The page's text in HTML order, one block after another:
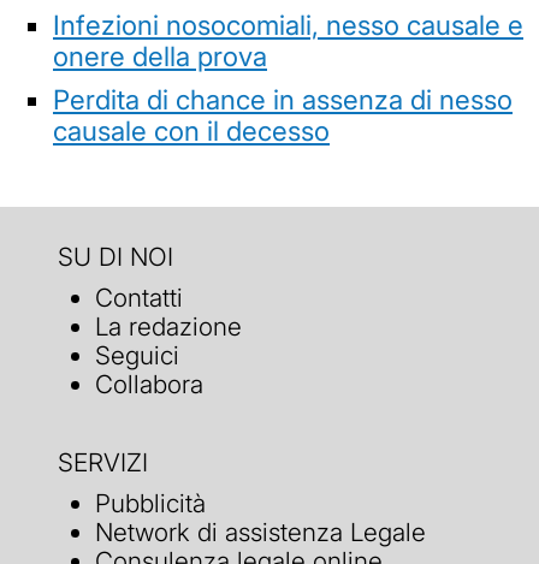
Infezioni nosocomiali, nesso causale e
onere della prova
Perdita di chance in assenza di nesso
causale con il decesso
SU DI NOI
Contatti
La redazione
Seguici
Collabora
SERVIZI
Pubblicità
Network di assistenza Legale